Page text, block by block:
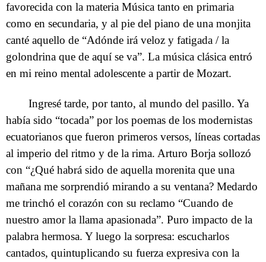
favorecida con la materia Música tanto en primaria
como en secundaria, y al pie del piano de una monjita
canté aquello de “Adónde irá veloz y fatigada / la
golondrina que de aquí se va”. La música clásica entró
en mi reino mental adolescente a partir de Mozart.
Ingresé tarde, por tanto, al mundo del pasillo. Ya
había sido “tocada” por los poemas de los modernistas
ecuatorianos que fueron primeros versos, líneas cortadas
al imperio del ritmo y de la rima. Arturo Borja sollozó
con “¿Qué habrá sido de aquella morenita que una
mañana me sorprendió mirando a su ventana? Medardo
me trinchó el corazón con su reclamo “Cuando de
nuestro amor la llama apasionada”. Puro impacto de la
palabra hermosa. Y luego la sorpresa: escucharlos
cantados, quintuplicando su fuerza expresiva con la